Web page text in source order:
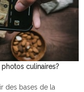
photos culinaires?
des bases de la